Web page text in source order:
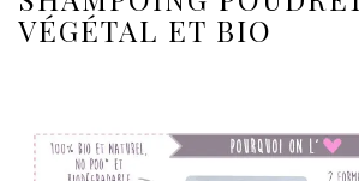
VÉGÉTAL ET BIO